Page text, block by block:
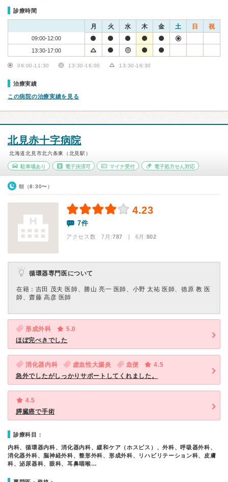
診療時間
月 火 水 木 金 土 日 祝
09:00-12:00
13:30-17:00
09:00-11:30 13:30-16:00 13:30-16:30
治療実績
この病院の治療実績を見る
北見赤十字病院
北海道北見市北六条東（北見駅）
駐車場あり 電子決済可 マイナ受付 電子処方せん対応
朝（8:30〜）
4.23
7件
アクセス数 7月:787 | 6月:802
循環器専門医について
在籍：吉田 茂夫 医師、勝山 亮一 医師、小野 太祐 医師、徳原 教 医
師、齋藤 高彦 医師
形成外科
5.0
ほぼ完ぺきでした
消化器内科 虚血性大腸炎 血便
4.5
急外でしたがしっかりサポートしてくれました。
4.5
膵臓癌で手術
診療科目：
内科、循環器内科、消化器内科、緩和ケア（ホスピス）、外科、呼吸器外科、
消化器外科、脳神経外科、整形外科、形成外科、リハビリテーション科、皮膚
科、泌尿器科、眼科、耳鼻咽喉…